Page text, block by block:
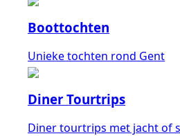
Boottochten
Unieke tochten rond Gent
Diner Tourtrips
Diner tourtrips met jacht of